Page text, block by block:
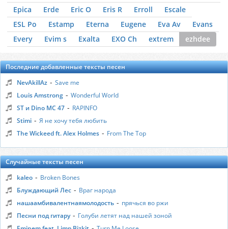
Epica
Erde Eric O Eris R Erroll
Escale
ESL Po
Estamp Eterna Eugene Eva Av
Evans
Every
Evim s Exalta EXO Ch extrem ezhdee
Последние добавленные тексты песен
NevAkillAz - Save me
Louis Amstrong - Wonderful World
ST и Dino MC 47 - RAPINFO
Stimi - Я не хочу тебя любить
The Wickeed ft. Alex Holmes - From The Top
Случайные тексты песен
kaleo - Broken Bones
Блуждающий Лес - Враг народа
нашаамбивалентнаямолодость - прячься во ржи
Песни под гитару - Голуби летят над нашей зоной